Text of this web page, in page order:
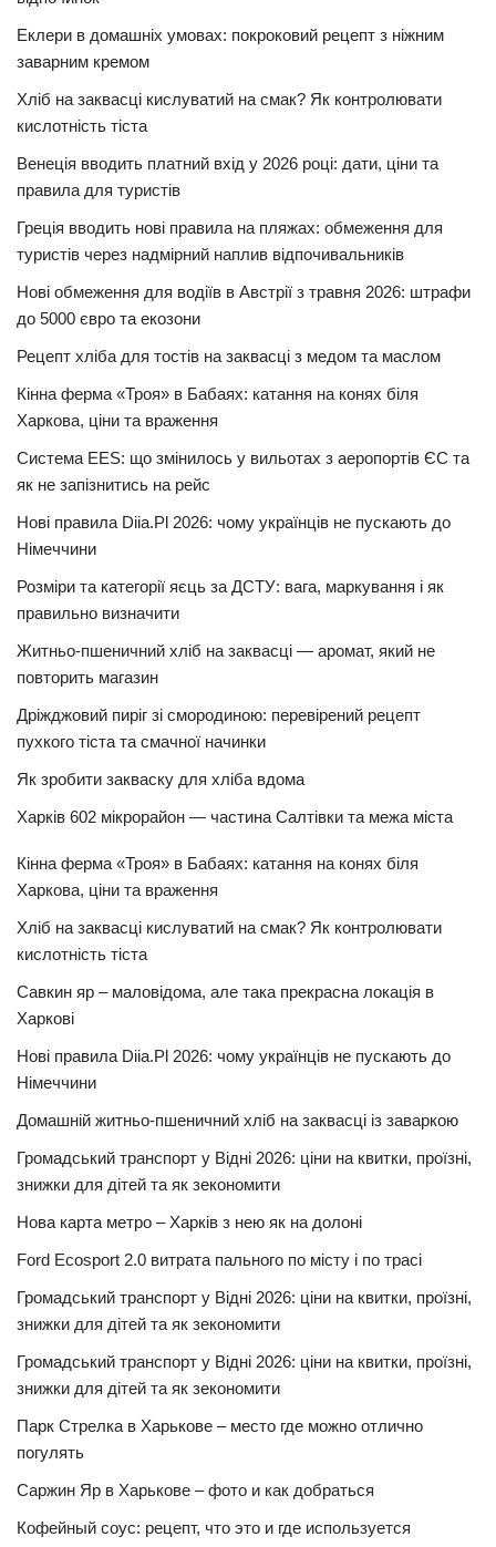
Еклери в домашніх умовах: покроковий рецепт з ніжним
заварним кремом
Хліб на заквасці кислуватий на смак? Як контролювати
кислотність тіста
Венеція вводить платний вхід у 2026 році: дати, ціни та
правила для туристів
Греція вводить нові правила на пляжах: обмеження для
туристів через надмірний наплив відпочивальників
Нові обмеження для водіїв в Австрії з травня 2026: штрафи
до 5000 євро та екозони
Рецепт хліба для тостів на заквасці з медом та маслом
Кінна ферма «Троя» в Бабаях: катання на конях біля
Харкова, ціни та враження
Система EES: що змінилось у вильотах з аеропортів ЄС та
як не запізнитись на рейс
Нові правила Diia.Pl 2026: чому українців не пускають до
Німеччини
Розміри та категорії яєць за ДСТУ: вага, маркування і як
правильно визначити
Житньо-пшеничний хліб на заквасці — аромат, який не
повторить магазин
Дріжджовий пиріг зі смородиною: перевірений рецепт
пухкого тіста та смачної начинки
Як зробити закваску для хліба вдома
Харків 602 мікрорайон — частина Салтівки та межа міста
Кінна ферма «Троя» в Бабаях: катання на конях біля
Харкова, ціни та враження
Хліб на заквасці кислуватий на смак? Як контролювати
кислотність тіста
Савкин яр – маловідома, але така прекрасна локація в
Харкові
Нові правила Diia.Pl 2026: чому українців не пускають до
Німеччини
Домашній житньо-пшеничний хліб на заквасці із заваркою
Громадський транспорт у Відні 2026: ціни на квитки, проїзні,
знижки для дітей та як зекономити
Нова карта метро – Харків з нею як на долоні
Ford Ecosport 2.0 витрата пального по місту і по трасі
Громадський транспорт у Відні 2026: ціни на квитки, проїзні,
знижки для дітей та як зекономити
Громадський транспорт у Відні 2026: ціни на квитки, проїзні,
знижки для дітей та як зекономити
Парк Стрелка в Харькове – место где можно отлично
погулять
Саржин Яр в Харькове – фото и как добраться
Кофейный соус: рецепт, что это и где используется